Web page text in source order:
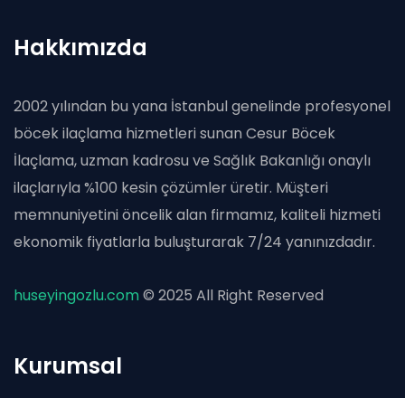
Hakkımızda
2002 yılından bu yana İstanbul genelinde profesyonel
böcek ilaçlama hizmetleri sunan Cesur Böcek
İlaçlama, uzman kadrosu ve Sağlık Bakanlığı onaylı
ilaçlarıyla %100 kesin çözümler üretir. Müşteri
memnuniyetini öncelik alan firmamız, kaliteli hizmeti
ekonomik fiyatlarla buluşturarak 7/24 yanınızdadır.
huseyingozlu.com© 2025 All Right Reserved
Kurumsal